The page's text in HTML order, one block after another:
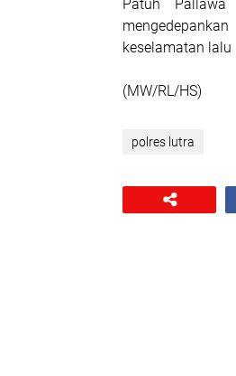
Patuh
keselamatan
(MW/RL/HS)
polres lutra